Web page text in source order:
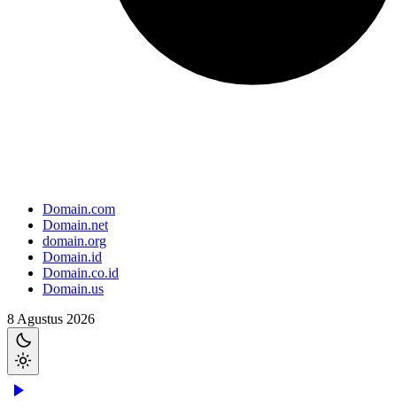
Domain.com
Domain.net
domain.org
Domain.id
Domain.co.id
Domain.us
8 Agustus 2026